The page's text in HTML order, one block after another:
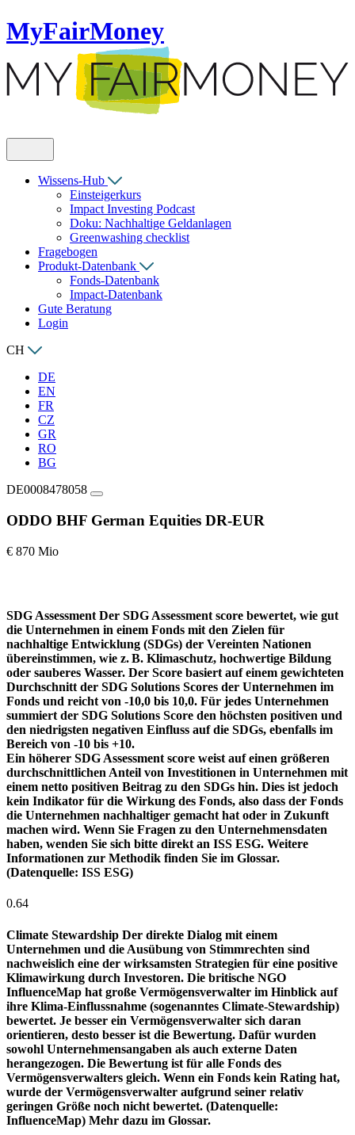
MyFairMoney
Wissens-Hub
Einsteigerkurs
Impact Investing Podcast
Doku: Nachhaltige Geldanlagen
Greenwashing checklist
Fragebogen
Produkt-Datenbank
Fonds-Datenbank
Impact-Datenbank
Gute Beratung
Login
CH
DE
EN
FR
CZ
GR
RO
BG
DE0008478058
ODDO BHF German Equities DR-EUR
€ 870 Mio
SDG Assessment Der SDG Assessment score bewertet, wie gut
die Unternehmen in einem Fonds mit den Zielen für
nachhaltige Entwicklung (SDGs) der Vereinten Nationen
übereinstimmen, wie z. B. Klimaschutz, hochwertige Bildung
oder sauberes Wasser. Der Score basiert auf einem gewichteten
Durchschnitt der SDG Solutions Scores der Unternehmen im
Fonds und reicht von -10,0 bis 10,0. Für jedes Unternehmen
summiert der SDG Solutions Score den höchsten positiven und
den niedrigsten negativen Einfluss auf die SDGs, ebenfalls im
Bereich von -10 bis +10.
Ein höherer SDG Assessment score weist auf einen größeren
durchschnittlichen Anteil von Investitionen in Unternehmen mit
einem netto positiven Beitrag zu den SDGs hin. Dies ist jedoch
kein Indikator für die Wirkung des Fonds, also dass der Fonds
die Unternehmen nachhaltiger gemacht hat oder in Zukunft
machen wird. Wenn Sie Fragen zu den Unternehmensdaten
haben, wenden Sie sich bitte direkt an ISS ESG. Weitere
Informationen zur Methodik finden Sie im Glossar.
(Datenquelle: ISS ESG)
0.64
Climate Stewardship Der direkte Dialog mit einem
Unternehmen und die Ausübung von Stimmrechten sind
nachweislich eine der wirksamsten Strategien für eine positive
Klimawirkung durch Investoren. Die britische NGO
InfluenceMap hat große Vermögensverwalter im Hinblick auf
ihre Klima-Einflussnahme (sogenanntes Climate-Stewardship)
bewertet. Je besser ein Vermögensverwalter sich daran
orientieren, desto besser ist die Bewertung. Dafür wurden
sowohl Unternehmensangaben als auch externe Daten
herangezogen. Die Bewertung ist für alle Fonds des
Vermögensverwalters gleich. Wenn ein Fonds kein Rating hat,
wurde der Vermögensverwalter aufgrund seiner relativ
geringen Größe noch nicht bewertet. (Datenquelle:
InfluenceMap) Mehr dazu im Glossar.